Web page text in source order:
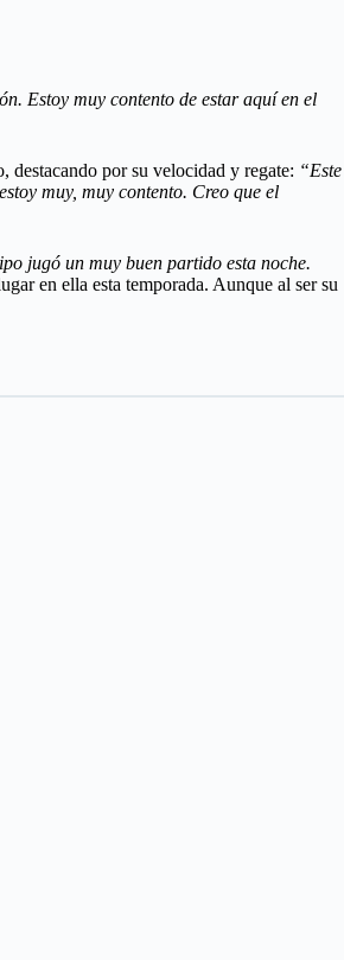
Estoy muy contento de estar aquí en el
por su velocidad y regate: “Este
muy, muy contento. Creo que el
jugó un muy buen partido esta noche.
en ella esta temporada. Aunque al ser su